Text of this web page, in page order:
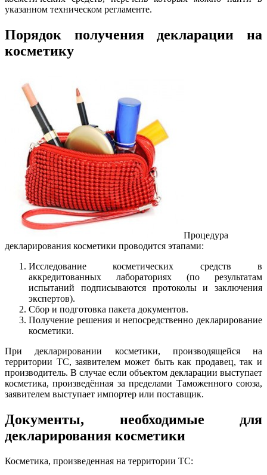
указанном техническом регламенте.
Порядок получения декларации на
косметику
Процедура
декларирования косметики проводится этапами:
Исследование косметических средств в
аккредитованных лабораториях (по результатам
испытаний подписываются протоколы и заключения
экспертов).
Сбор и подготовка пакета документов.
Получение решения и непосредственно декларирование
косметики.
При декларировании косметики, производящейся на
территории ТС, заявителем может быть как продавец, так и
производитель. В случае если объектом декларации выступает
косметика, произведённая за пределами Таможенного союза,
заявителем выступает импортер или поставщик.
Документы, необходимые для
декларирования косметики
Косметика, произведенная на территории ТС: